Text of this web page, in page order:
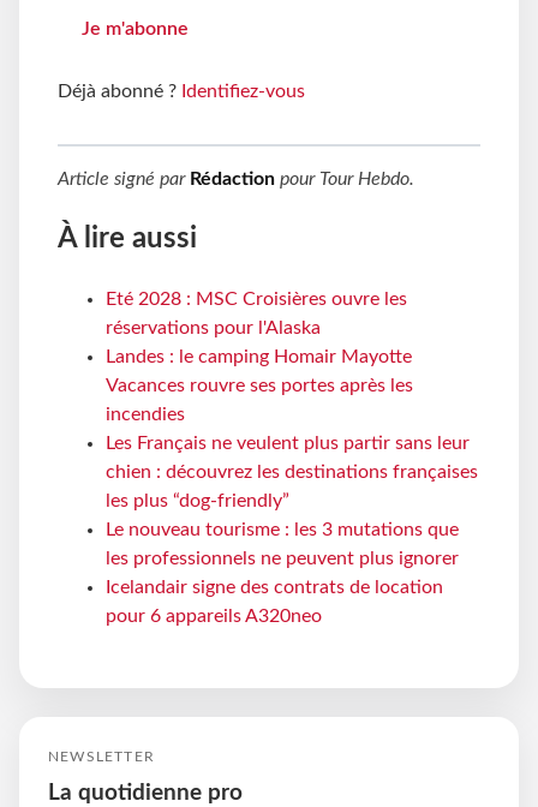
Je m'abonne
Déjà abonné ? Identifiez-vous
Article signé par Rédaction pour Tour Hebdo.
À lire aussi
Eté 2028 : MSC Croisières ouvre les
réservations pour l'Alaska
Landes : le camping Homair Mayotte
Vacances rouvre ses portes après les
incendies
Les Français ne veulent plus partir sans leur
chien : découvrez les destinations françaises
les plus “dog-friendly”
Le nouveau tourisme : les 3 mutations que
les professionnels ne peuvent plus ignorer
Icelandair signe des contrats de location
pour 6 appareils A320neo
NEWSLETTER
La quotidienne pro